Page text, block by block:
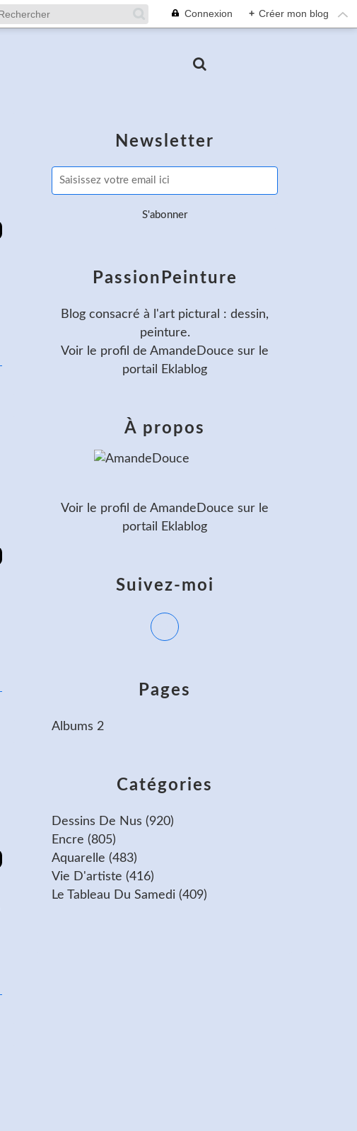
Connexion + Créer mon blog
Newsletter
Catégories
Dessins De Nus (920)
Encre (805)
Aquarelle (483)
Vie D'artiste (416)
Le Tableau Du Samedi (409)
Pages
Albums 2
PassionPeinture
Blog consacré à l'art pictural : dessin,
peinture.
Voir le profil de AmandeDouce sur le
portail Eklablog
Suivez-moi
À propos
Voir le profil de AmandeDouce sur le
portail Eklablog